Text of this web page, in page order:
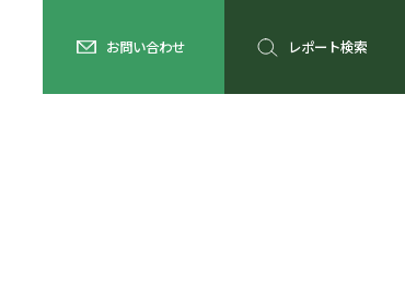
お問い合わせ レポート検索